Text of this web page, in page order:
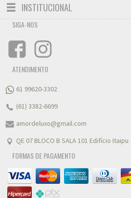
Toggle
navigation
INSTITUCIONAL
FALE CONOSCO
SIGA-NOS
ATENDIMENTO
61 99620-3302
(61) 3382-6699
amordeluxo@gmail.com
QE 07 BLOCO B SALA 101 Edifício Itaipu
FORMAS DE PAGAMENTO